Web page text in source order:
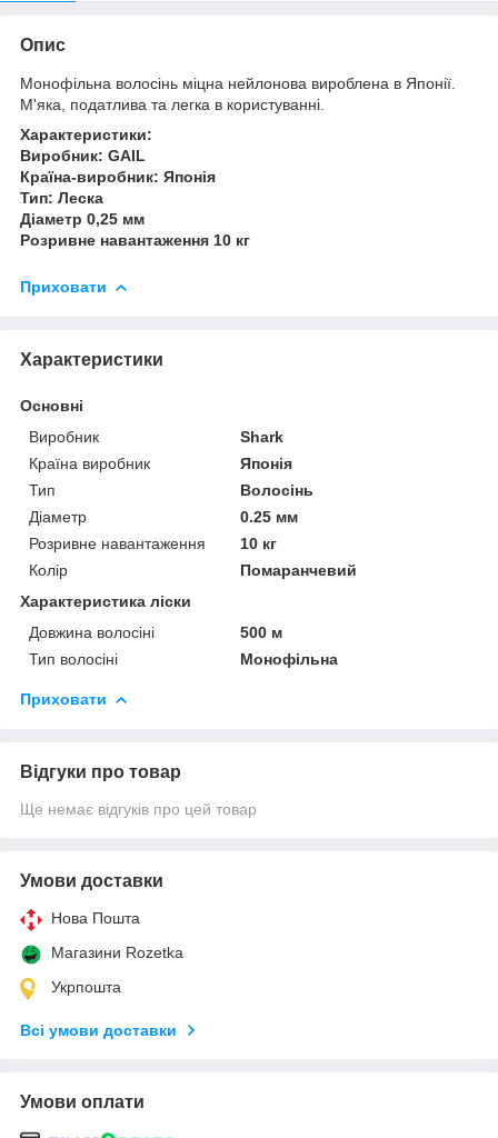
Опис
Монофільна волосінь міцна нейлонова вироблена в Японії.
М'яка, податлива та легка в користуванні.
Характеристики:
Виробник: GAIL
Країна-виробник: Японія
Тип: Леска
Діаметр 0,25 мм
Розривне навантаження 10 кг
Приховати
Характеристики
Основні
Виробник
Shark
Країна виробник
Японія
Тип
Волосінь
Діаметр
0.25 мм
Розривне навантаження
10 кг
Колір
Помаранчевий
Характеристика ліски
Довжина волосіні
500 м
Тип волосіні
Монофільна
Приховати
Відгуки про товар
Ще немає відгуків про цей товар
Умови доставки
Нова Пошта
Магазини Rozetka
Укрпошта
Всі умови доставки
Умови оплати